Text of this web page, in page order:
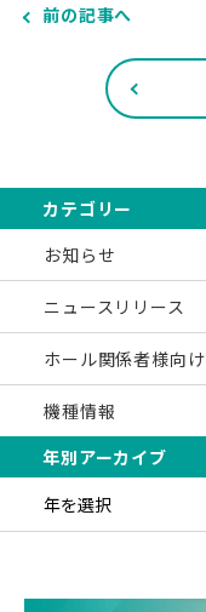
前の記事へ
カテゴリー
お知らせ
ニュースリリース
ホール関係者様向け
機種情報
年別アーカイブ